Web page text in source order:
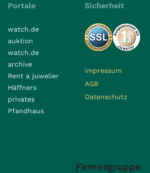
Portale
watch.de
auktion
watch.de
archive
Rent a juwelier
Häffners
privates
Pfandhaus
Sicherheit
Impressum
AGB
Datenschutz
Firmengruppe